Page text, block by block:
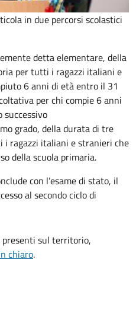
in due percorsi scolastici
detta elementare, della
per tutti i ragazzi italiani e
6 anni di età entro il 31
per chi compie 6 anni
successivo
grado, della durata di tre
ragazzi italiani e stranieri che
della scuola primaria.
con l’esame di stato, il
al secondo ciclo di
sul territorio,
chiaro.